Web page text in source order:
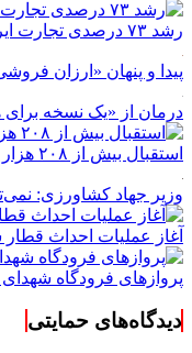
رشد ۷۳ درصدی تجارت ایران و ترکیه در سایه محاصره دریایی
پیدا و پنهان «ارزان
درمان از «یک نسخه
استقبال بیش از ۲۰۸ هزار جوان از رویداد «جوان سال»
وزیر جهاد کشاورزی:
آغاز عملیات احداث
پروازهای فرودگاه
دیدگاه‌های حمایتی